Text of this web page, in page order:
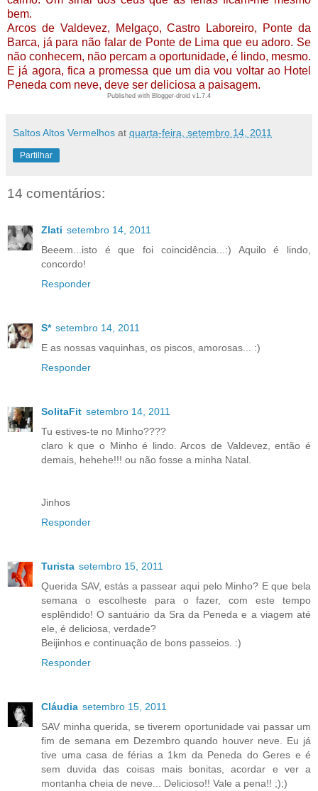
bem.
Arcos de Valdevez, Melgaço, Castro Laboreiro, Ponte da
Barca, já para não falar de Ponte de Lima que eu adoro. Se
não conhecem, não percam a oportunidade, é lindo, mesmo.
E já agora, fica a promessa que um dia vou voltar ao Hotel
Peneda com neve, deve ser deliciosa a paisagem.
Published with Blogger-droid v1.7.4
Saltos Altos Vermelhos at quarta-feira, setembro 14, 2011
Partilhar
14 comentários:
Zlati setembro 14, 2011
Beeem...isto é que foi coincidência...:) Aquilo é lindo,
concordo!
Responder
S* setembro 14, 2011
E as nossas vaquinhas, os piscos, amorosas... :)
Responder
SolitaFit setembro 14, 2011
Tu estives-te no Minho????
claro k que o Minho é lindo. Arcos de Valdevez, então é
demais, hehehe!!! ou não fosse a minha Natal.
Jinhos
Responder
Turista setembro 15, 2011
Querida SAV, estás a passear aqui pelo Minho? E que bela
semana o escolheste para o fazer, com este tempo
esplêndido! O santuário da Sra da Peneda e a viagem até
ele, é deliciosa, verdade?
Beijinhos e continuação de bons passeios. :)
Responder
Cláudia setembro 15, 2011
SAV minha querida, se tiverem oportunidade vai passar um
fim de semana em Dezembro quando houver neve. Eu já
tive uma casa de férias a 1km da Peneda do Geres e é
sem duvida das coisas mais bonitas, acordar e ver a
montanha cheia de neve... Delicioso!! Vale a pena!! ;);)